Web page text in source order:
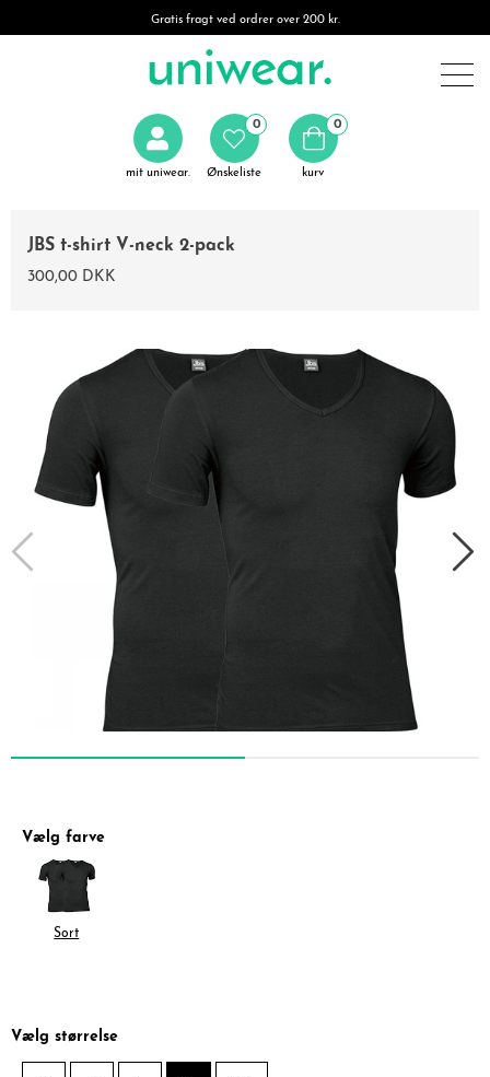
Gratis fragt ved ordrer over 200 kr.
mit uniwear. Ønskeliste
0 0
kurv
JBS t-shirt V-neck 2-pack
300,00 DKK
Vælg farve
Sort
Vælg størrelse